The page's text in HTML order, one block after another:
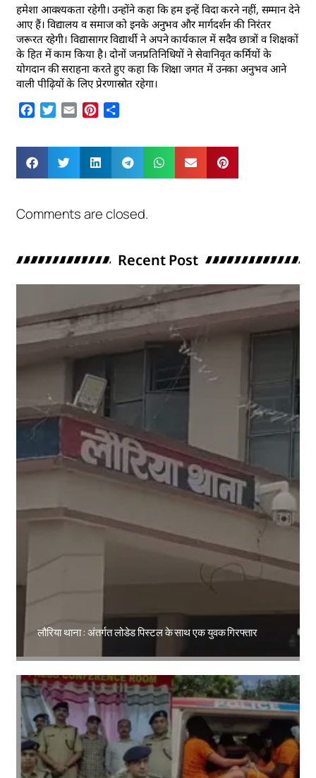
हमेशा आवश्यकता रहेगी। उन्होंने कहा कि हम इन्हें विदा करने नहीं, सम्मान देने
आए हैं। विद्यालय व समाज को इनके अनुभव और मार्गदर्शन की निरंतर
जरूरत रहेगी। विद्यासागर विद्यार्थी ने अपने कार्यकाल में सदैव छात्रों व शिक्षकों
के हित में काम किया है। दोनों जनप्रतिनिधियों ने सेवानिवृत कर्मियों के
योगदान की सराहना करते हुए कहा कि शिक्षा जगत में उनका अनुभव आने
वाली पीढ़ियों के लिए प्रेरणास्रोत रहेगा।
Facebook
Twitter
Email Pinterest
Comments are closed.
Recent Post
लौरिया थाना : अंतर्गत लोडेड पिस्टल के साथ एक युवक गिरफ्तार
Amit Lekh